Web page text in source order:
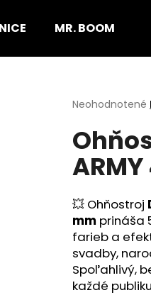
MR. BOOM
Priemerné
produktu
je
0,0
z
hviezdičiek.
Neohodnotené
💥 Ohňostroj
mm prináša
farieb a
svadby,
Spoľahlivý,
každé